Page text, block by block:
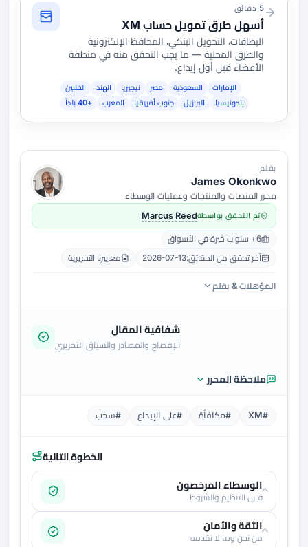
5 دقائق
أسهل طرق تمويل حساب XM
البطاقات، التحويل البنكي، المحافظ الإلكترونية
والطرق المحلية — ما يجب التحقق منه في منطقة
الأعضاء قبل أول إيداع.
الإمارات السعودية مصر نيجيريا الهند
الفلبين
إندونيسيا
البرازيل جنوب أفريقيا المغرب +40 بلداً
بقلم
James Okonkwo
محرر المنصات والمنتجات وعمليات الوسطاء
تم التحقق بواسطةMarcus Reed
6+ سنوات خبرة في الأسواق
آخر تحقق من الحقائق:2026-07-13 معاييرنا التحريرية
المؤهلات & بقلم
شفافية المقال
الإفصاح والمصادر والسياق التحريري
ملاحظة المحرر
#XM #مكافأة #على الإيداع #سحب
الخطوة التالية
الوسطاء المرخصون
قارن التنظيم والشروط
الثقة والأمان
من نحن وما لا نقدمه